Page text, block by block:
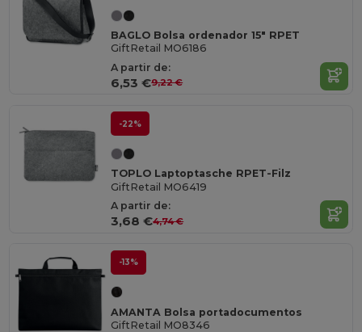
BAGLO Bolsa ordenador 15" RPET
GiftRetail MO6186
A partir de:
6,53 €9,22 €
-22%
TOPLO Laptoptasche RPET-Filz
GiftRetail MO6419
A partir de:
3,68 €4,74 €
-13%
AMANTA Bolsa portadocumentos
GiftRetail MO8346